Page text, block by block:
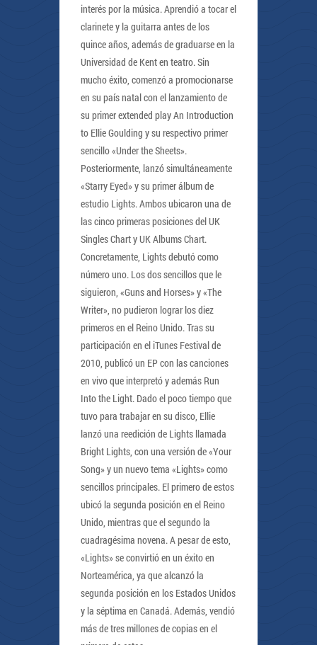
interés por la música. Aprendió a tocar el
clarinete y la guitarra antes de los
quince años, además de graduarse en la
Universidad de Kent en teatro. Sin
mucho éxito, comenzó a promocionarse
en su país natal con el lanzamiento de
su primer extended play An Introduction
to Ellie Goulding y su respectivo primer
sencillo «Under the Sheets».
Posteriormente, lanzó simultáneamente
«Starry Eyed» y su primer álbum de
estudio Lights. Ambos ubicaron una de
las cinco primeras posiciones del UK
Singles Chart y UK Albums Chart.
Concretamente, Lights debutó como
número uno. Los dos sencillos que le
siguieron, «Guns and Horses» y «The
Writer», no pudieron lograr los diez
primeros en el Reino Unido. Tras su
participación en el iTunes Festival de
2010, publicó un EP con las canciones
en vivo que interpretó y además Run
Into the Light. Dado el poco tiempo que
tuvo para trabajar en su disco, Ellie
lanzó una reedición de Lights llamada
Bright Lights, con una versión de «Your
Song» y un nuevo tema «Lights» como
sencillos principales. El primero de estos
ubicó la segunda posición en el Reino
Unido, mientras que el segundo la
cuadragésima novena. A pesar de esto,
«Lights» se convirtió en un éxito en
Norteamérica, ya que alcanzó la
segunda posición en los Estados Unidos
y la séptima en Canadá. Además, vendió
más de tres millones de copias en el